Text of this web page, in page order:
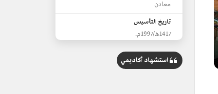
معادن.
تاريخ التأسيس
1417هـ/1997م.
من المنتجات
الذهب.
استشهاد أكاديمي